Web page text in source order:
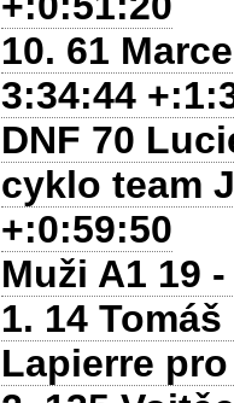
10. 61
3:34:44
DNF 70
cyklo team
+:0:59:50
Muži A1 19
1. 14
Lapierre